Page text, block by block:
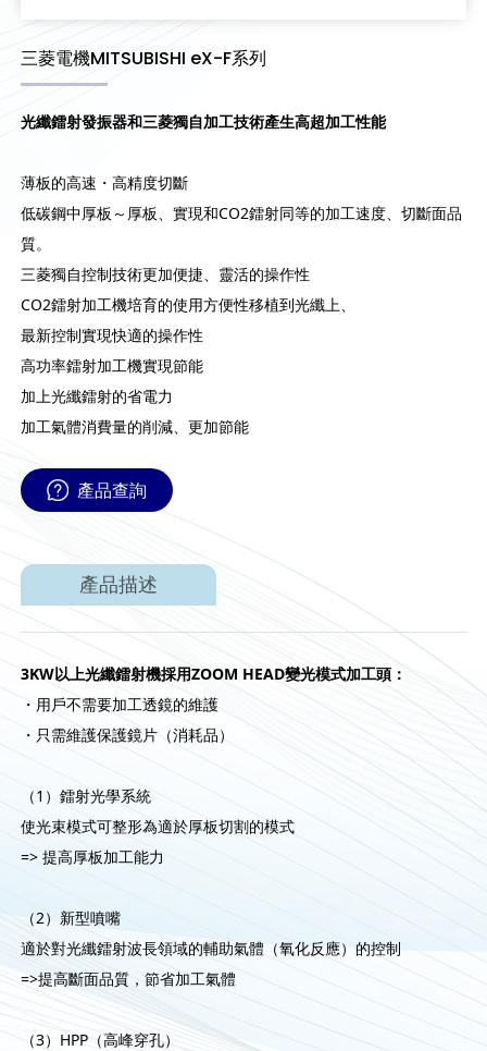
三菱電機MITSUBISHI eX-F系列
光纖鐳射發振器和三菱獨自加工技術產生高超加工性能
薄板的高速・高精度切斷
低碳鋼中厚板～厚板、實現和CO2鐳射同等的加工速度、切斷面品
質。
三菱獨自控制技術更加便捷、靈活的操作性
CO2鐳射加工機培育的使用方便性移植到光纖上、
最新控制實現快適的操作性
高功率鐳射加工機實現節能
加上光纖鐳射的省電力
加工氣體消費量的削減、更加節能
產品查詢
產品描述
3KW以上光纖鐳射機採用ZOOM HEAD變光模式加工頭：
・用戶不需要加工透鏡的維護
・只需維護保護鏡片（消耗品）
（1）鐳射光學系統
使光束模式可整形為適於厚板切割的模式
=> 提高厚板加工能力
（2）新型噴嘴
適於對光纖鐳射波長領域的輔助氣體（氧化反應）的控制
=>提高斷面品質，節省加工氣體
（3）HPP（高峰穿孔）